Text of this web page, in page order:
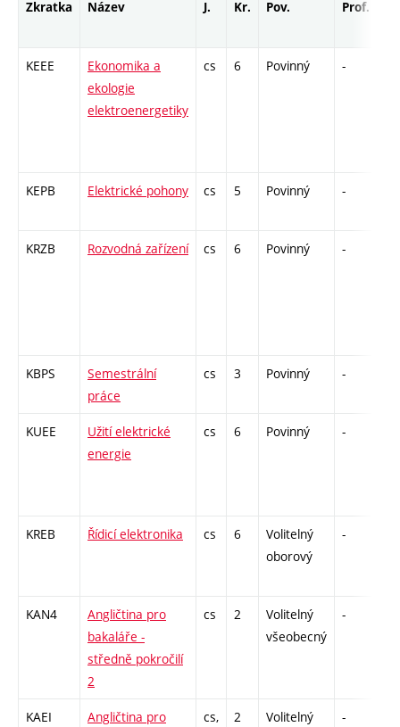
Zkratka Název J. Kr. Pov. Prof.
KEEE
Ekonomika a
ekologie
elektroenergetiky
cs 6 Povinný -
KEPB Elektrické pohony cs 5 Povinný -
KRZB Rozvodná zařízení cs 6 Povinný -
KBPS
Semestrální
práce
cs 3 Povinný -
KUEE
Užití elektrické
energie
cs 6 Povinný -
KREB Řídicí elektronika cs 6
Volitelný
oborový
-
KAN4
Angličtina pro
bakaláře -
středně pokročilí
2
cs 2
Volitelný
všeobecný
-
KAEI
Angličtina pro
cs,
2
Volitelný
-